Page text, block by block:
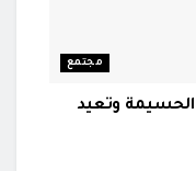
مجتمع
الحسيمة وتعيد